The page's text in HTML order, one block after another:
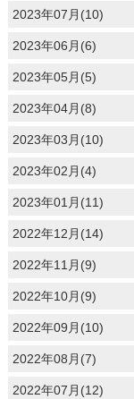
2023年07月(10)
2023年06月(6)
2023年05月(5)
2023年04月(8)
2023年03月(10)
2023年02月(4)
2023年01月(11)
2022年12月(14)
2022年11月(9)
2022年10月(9)
2022年09月(10)
2022年08月(7)
2022年07月(12)